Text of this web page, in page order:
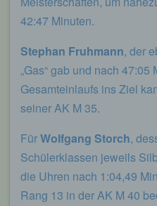
42:47 Minuten.
Stephan Fruhmann, der
„Gas“ gab und nach
Gesamteinlaufs ins Ziel
seiner AK M 35.
FürWolfgang Storch,
Schülerklassen jeweils
die Uhren nach 1:04,49
Rang 13 in der AK M 40
Die Registrierung der
freiwilliger Angabe
dazu, der betroffenen
Leistungen anzubieten,
Sache nur registrierten
werden können.
Möglichkeit frei, die bei
jederzeit abzuändern
Datenbestand des für
Verantwortlichen
Der für die Verarbeitung
jeder betroffenen Person